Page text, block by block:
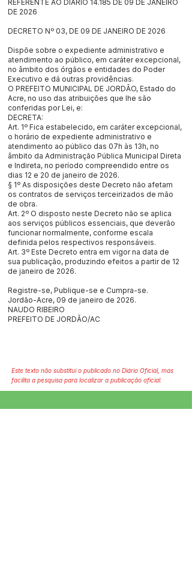
REFERENTE AO DIARIO 14.185 DE 09 DE JANEIRO
DE 2026
DECRETO Nº 03, DE 09 DE JANEIRO DE 2026
Dispõe sobre o expediente administrativo e
atendimento ao público, em caráter excepcional,
no âmbito dos órgãos e entidades do Poder
Executivo e dá outras providências.
O PREFEITO MUNICIPAL DE JORDÃO, Estado do
Acre, no uso das atribuições que lhe são
conferidas por Lei, e:
DECRETA:
Art. 1º Fica estabelecido, em caráter excepcional,
o horário de expediente administrativo e
atendimento ao público das 07h às 13h, no
âmbito da Administração Pública Municipal Direta
e Indireta, no período compreendido entre os
dias 12 e 20 de janeiro de 2026.
§ 1º As disposições deste Decreto não afetam
os contratos de serviços terceirizados de mão
de obra.
Art. 2º O disposto neste Decreto não se aplica
aos serviços públicos essenciais, que deverão
funcionar normalmente, conforme escala
definida pelos respectivos responsáveis.
Art. 3º Este Decreto entra em vigor na data de
sua publicação, produzindo efeitos a partir de 12
de janeiro de 2026.
Registre-se, Publique-se e Cumpra-se.
Jordão-Acre, 09 de janeiro de 2026.
NAUDO RIBEIRO
PREFEITO DE JORDÃO/AC
Este texto não substitui o publicado no Diário Oficial, mas
facilita a pesquisa para localizar a publicação oficial.